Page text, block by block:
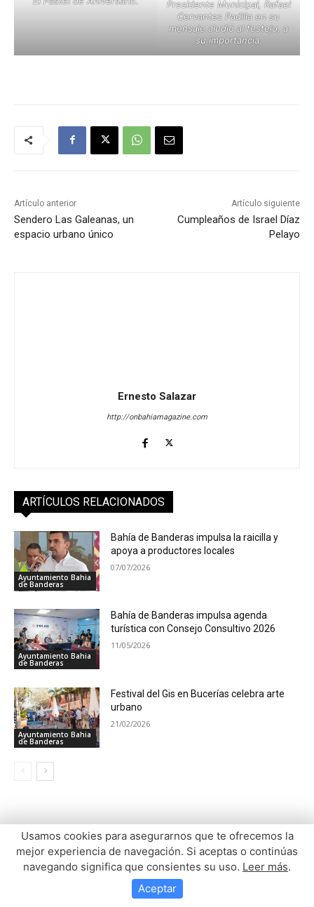
Usamos cookies para asegurarnos que te ofrecemos la
mejor experiencia de navegación. Si aceptas o continúas
navegando significa que consientes su uso. Leer más.
Aceptar